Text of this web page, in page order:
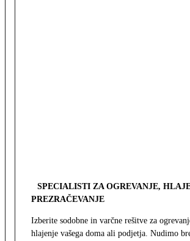
SPECIALISTI ZA OGREVANJE,
PREZRAČEVANJE
Izberite sodobne in varčne rešitve za
hlajenje vašega doma ali podjetja. Nudimo